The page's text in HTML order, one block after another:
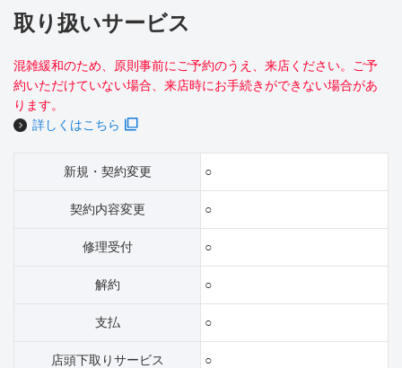
取り扱いサービス
混雑緩和のため、原則事前にご予約のうえ、来店ください。ご予
約いただけていない場合、来店時にお手続きができない場合があ
ります。
詳しくはこちら
新規・契約変更 ○
契約内容変更 ○
修理受付 ○
解約 ○
支払 ○
店頭下取りサービス ○